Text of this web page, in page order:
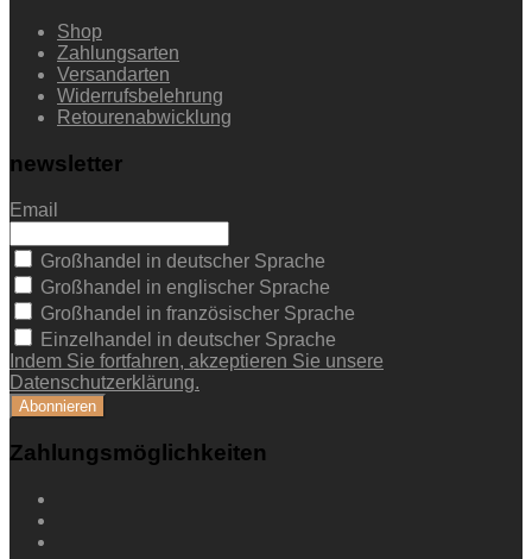
Shop
Zahlungsarten
Versandarten
Widerrufsbelehrung
Retourenabwicklung
newsletter
Email
Großhandel in deutscher Sprache
Großhandel in englischer Sprache
Großhandel in französischer Sprache
Einzelhandel in deutscher Sprache
Indem Sie fortfahren, akzeptieren Sie unsere
Datenschutzerklärung.
Zahlungsmöglichkeiten